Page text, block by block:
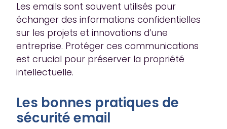
Les emails sont souvent utilisés pour
échanger des informations confidentielles
sur les projets et innovations d’une
entreprise. Protéger ces communications
est crucial pour préserver la propriété
intellectuelle.
Les bonnes pratiques de
sécurité email